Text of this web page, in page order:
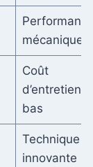
mécaniques
Coût
d’entretien
bas
Technique
innovante